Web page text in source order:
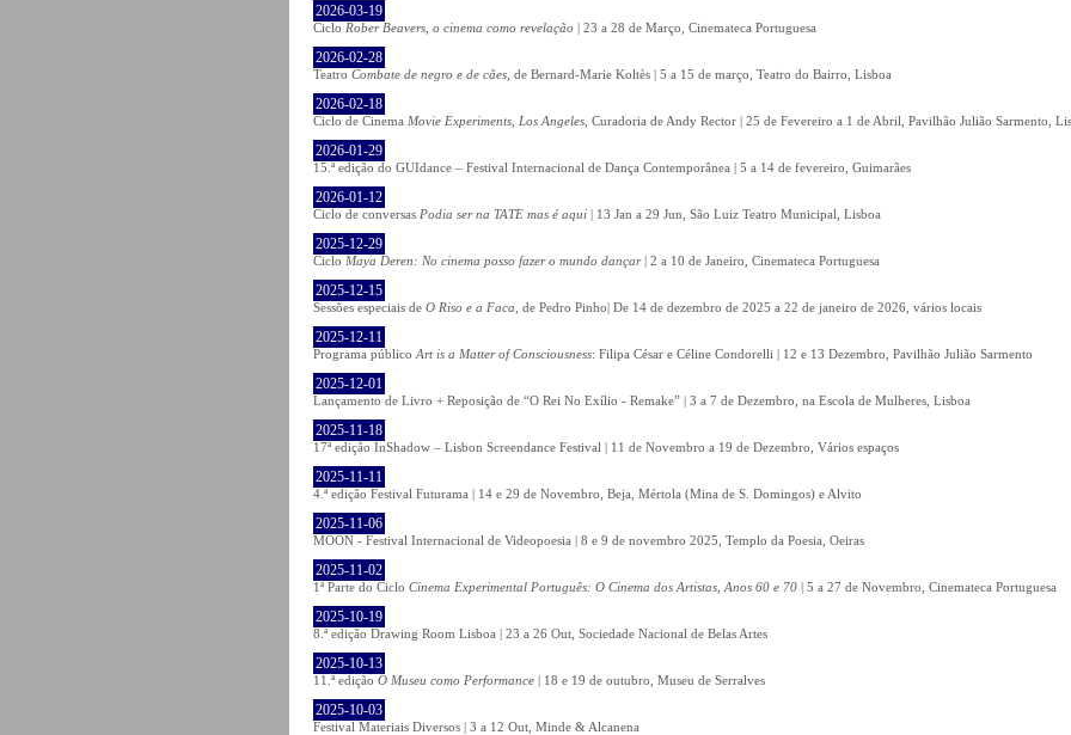
2026-03-19
Ciclo Rober Beavers, o cinema como revelação | 23 a 28 de Março, Cinemateca Portuguesa
2026-02-28
Teatro Combate de negro e de cães , de Bernard-Marie Koltès | 5 a 15 de março, Teatro do Bairro, Lisboa
2026-02-18
Ciclo de Cinema Movie Experiments, Los Angeles , Curadoria de Andy Rector | 25 de Fevereiro a 1 de Abril, Pavilhão Julião Sarmento,
2026-01-29
15.ª edição do GUIdance – Festival Internacional de Dança Contemporânea | 5 a 14 de fevereiro, Guimarães
2026-01-12
Ciclo de conversas Podia ser na TATE mas é aqui | 13 Jan a 29 Jun, São Luiz Teatro Municipal, Lisboa
2025-12-29
Ciclo Maya Deren: No cinema posso fazer o mundo dançar| 2 a 10 de Janeiro, Cinemateca Portuguesa
2025-12-15
Sessões especiais de O Riso e a Faca , de Pedro Pinho| De 14 de dezembro de 2025 a 22 de janeiro de 2026, vários locais
2025-12-11
Programa público Art is a Matter of Consciousness: Filipa César e Céline Condorelli | 12 e 13 Dezembro, Pavilhão Julião Sarmento
2025-12-01
Lançamento de Livro + Reposição de “O Rei No Exílio - Remake” | 3 a 7 de Dezembro, na Escola de Mulheres, Lisboa
2025-11-18
17ª edição InShadow – Lisbon Screendance Festival | 11 de Novembro a 19 de Dezembro, Vários espaços
2025-11-11
4.ª edição Festival Futurama | 14 e 29 de Novembro, Beja, Mértola (Mina de S. Domingos) e Alvito
2025-11-06
MOON - Festival Internacional de Videopoesia | 8 e 9 de novembro 2025, Templo da Poesia, Oeiras
2025-11-02
1ª Parte do Ciclo Cinema Experimental Português: O Cinema dos Artistas, Anos 60 e 70 | 5 a 27 de Novembro, Cinemateca Portuguesa
2025-10-19
8.ª edição Drawing Room Lisboa | 23 a 26 Out, Sociedade Nacional de Belas Artes
2025-10-13
11.ª edição O Museu como Performance | 18 e 19 de outubro, Museu de Serralves
2025-10-03
Festival Materiais Diversos | 3 a 12 Out, Minde & Alcanena